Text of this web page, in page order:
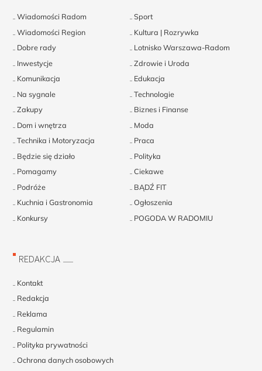
Wiadomości Radom
Sport
Wiadomości Region
Kultura | Rozrywka
Dobre rady
Lotnisko Warszawa-Radom
Inwestycje
Zdrowie i Uroda
Komunikacja
Edukacja
Na sygnale
Technologie
Zakupy
Biznes i Finanse
Dom i wnętrza
Moda
Technika i Motoryzacja
Praca
Będzie się działo
Polityka
Pomagamy
Ciekawe
Podróże
BĄDŹ FIT
Kuchnia i Gastronomia
Ogłoszenia
Konkursy
POGODA W RADOMIU
REDAKCJA
Kontakt
Redakcja
Reklama
Regulamin
Polityka prywatności
Ochrona danych osobowych